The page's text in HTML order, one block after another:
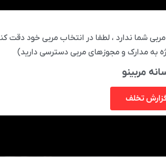
شما ندارد ، لطفا در انتخاب مربی خود دقت
به مدارک و مجوزهای مربی دسترسی دارید)
مربینو
تخلف